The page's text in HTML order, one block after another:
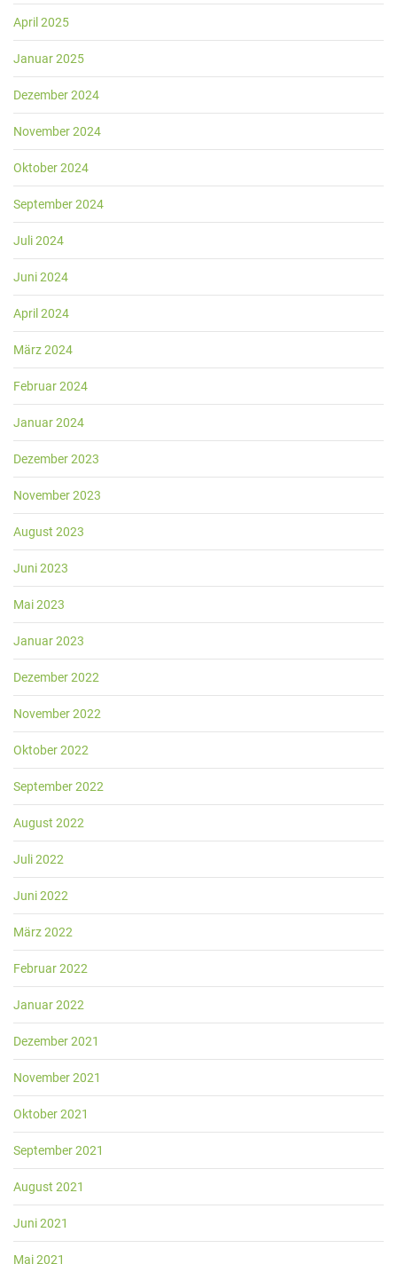
April 2025
Januar 2025
Dezember 2024
November 2024
Oktober 2024
September 2024
Juli 2024
Juni 2024
April 2024
März 2024
Februar 2024
Januar 2024
Dezember 2023
November 2023
August 2023
Juni 2023
Mai 2023
Januar 2023
Dezember 2022
November 2022
Oktober 2022
September 2022
August 2022
Juli 2022
Juni 2022
März 2022
Februar 2022
Januar 2022
Dezember 2021
November 2021
Oktober 2021
September 2021
August 2021
Juni 2021
Mai 2021